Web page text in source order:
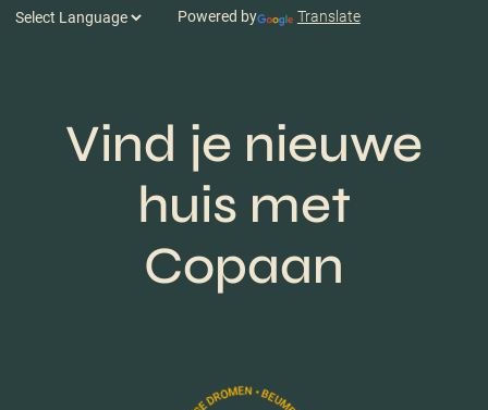
Powered by Translate
Vind je nieuwe
huis met
Copaan